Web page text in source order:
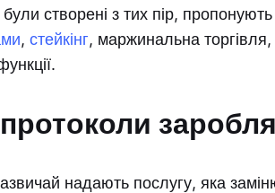
були створені з тих пір,
, стейкінг, маржинальна торгівля,
надають послугу, яка